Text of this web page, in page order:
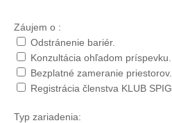
Záujem o :
Odstránenie bariér.
Konzultácia ohľadom príspevku.
Bezplatné zameranie priestorov.
Registrácia členstva KLUB SPIG.
Typ zariadenia: